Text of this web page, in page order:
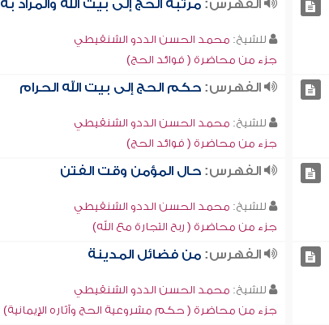
الفهرس: مرتبة الحج إلى بيت الله والمراد به
للشيخ: محمد الحسن الددو الشنقيطي
جزء من محاضرة ( فوائد الحج)
الفهرس: حكم الحج إلى بيت الله الحرام
للشيخ: محمد الحسن الددو الشنقيطي
جزء من محاضرة ( فوائد الحج)
الفهرس: حال المؤمن وقت الفتن
للشيخ: محمد الحسن الددو الشنقيطي
جزء من محاضرة ( ربح التجارة مع الله)
الفهرس: من فضائل المدينة
للشيخ: محمد الحسن الددو الشنقيطي
جزء من محاضرة ( حكم مشروعية الحج وآثاره الإيمانية)